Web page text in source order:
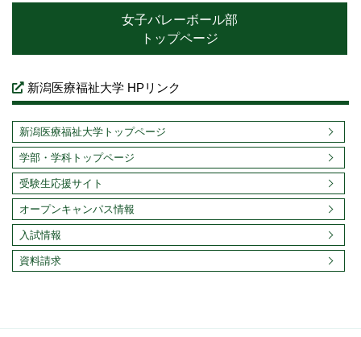
女子バレーボール部
トップページ
新潟医療福祉大学 HPリンク
新潟医療福祉大学トップページ
学部・学科トップページ
受験生応援サイト
オープンキャンパス情報
入試情報
資料請求